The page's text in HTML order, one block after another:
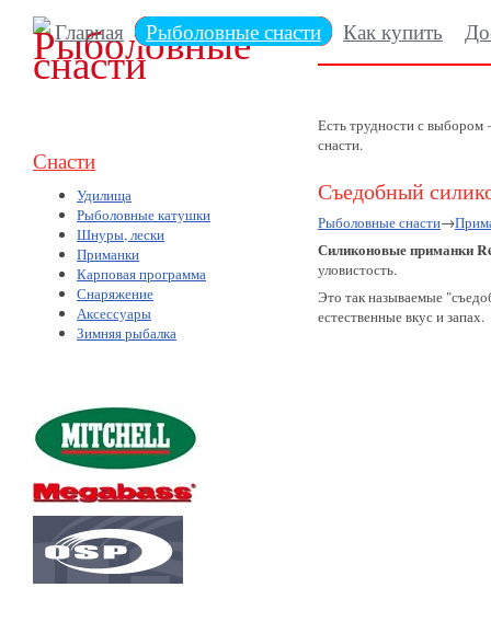
Главная Рыболовные снасти Как купить
Снасти
Удилища
Рыболовные катушки
Шнуры, лески
Приманки
Карповая программа
Снаряжение
Аксессуары
Зимняя рыбалка
Есть трудности с
снасти.
Съедобный
Рыболовные снасти→
Силиконовые приманки
уловистость.
Это так называемые
естественные вкус и запах.